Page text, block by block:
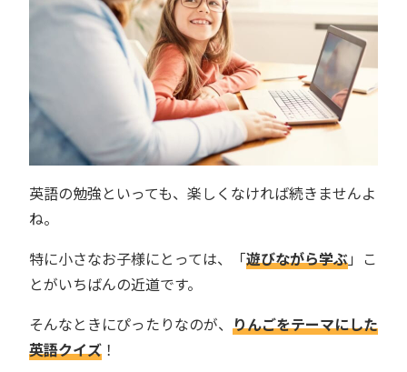
英語の勉強といっても、楽しくなければ続きませんよ
ね。
特に小さなお子様にとっては、「遊びながら学ぶ」こ
とがいちばんの近道です。
そんなときにぴったりなのが、 りんごをテーマにした
英語クイズ ！